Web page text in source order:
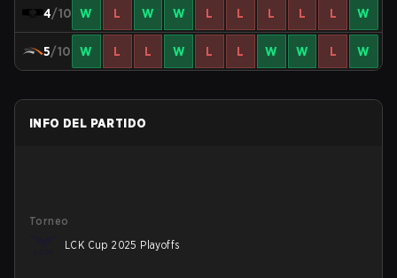
4/10 W L W W L L L L L W
5/10 W L L W L L W W L W
INFO DEL PARTIDO
Torneo
LCK Cup 2025 Playoffs